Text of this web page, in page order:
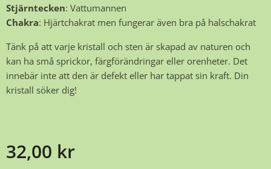
Stjärntecken: Vattumannen
Chakra: Hjärtchakrat men fungerar även bra på halschakrat
Tänk på att varje kristall och sten är skapad av naturen och
kan ha små sprickor, färgförändringar eller orenheter. Det
innebär inte att den är defekt eller har tappat sin kraft. Din
kristall söker dig!
32,00 kr